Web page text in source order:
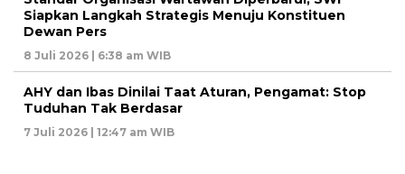
Siapkan Langkah Strategis Menuju Konstituen
Dewan Pers
8 Juli 2026 | 6:38 am WIB
AHY dan Ibas Dinilai Taat Aturan, Pengamat: Stop
Tuduhan Tak Berdasar
7 Juli 2026 | 12:47 am WIB